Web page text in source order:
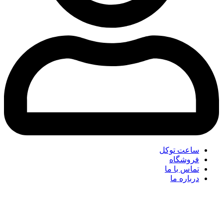
ساعت توکل
فروشگاه
تماس با ما
درباره ما